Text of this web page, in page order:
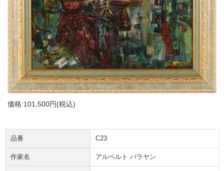
価格:101,500円(税込)
品番 C23
作家名 アルベルト バラヤン